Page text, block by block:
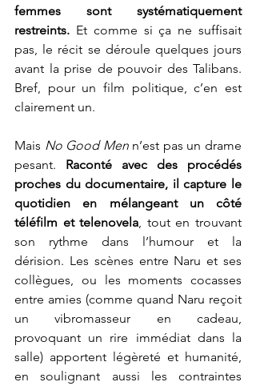
femmes sont systématiquement
restreints. Et comme si ça ne suffisait
pas, le récit se déroule quelques jours
avant la prise de pouvoir des Talibans.
Bref, pour un film politique, c’en est
clairement un.
Mais No Good Men n’est pas un drame
pesant. Raconté avec des procédés
proches du documentaire, il capture le
quotidien en mélangeant un côté
téléfilm et telenovela , tout en trouvant
son rythme dans l’humour et la
dérision. Les scènes entre Naru et ses
collègues, ou les moments cocasses
entre amies (comme quand Naru reçoit
un vibromasseur en cadeau,
provoquant un rire immédiat dans la
salle) apportent légèreté et humanité,
en soulignant aussi les contraintes